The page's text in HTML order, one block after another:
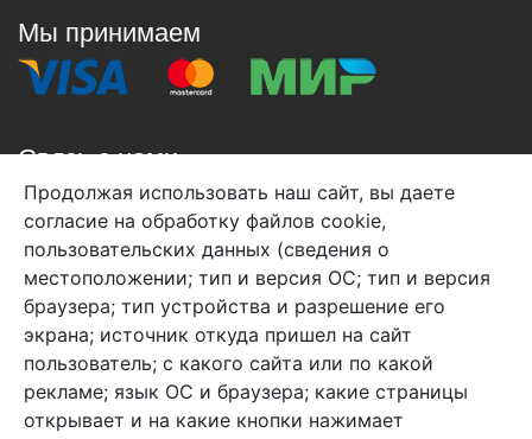
Мы принимаем
Связь с нами
+7 (495) 933-38-08
info@arben-textile.ru- оптовые продажи
Арбен текстиль г. Щелково, пер.
1-й Советский д.25, владение 2.
Продолжая использовать наш сайт, вы даете
согласие на обработку файлов cookie,
пользовательских данных (сведения о
местоположении; тип и версия ОС; тип и версия
браузера; тип устройства и разрешение его
экрана; источник откуда пришел на сайт
пользователь; с какого сайта или по какой
рекламе; язык ОС и браузера; какие страницы
открывает и на какие кнопки нажимает